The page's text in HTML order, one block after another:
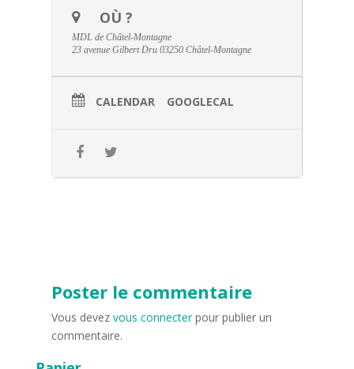
OÙ ?
MDL de Châtel-Montagne
23 avenue Gilbert Dru 03250 Châtel-Montagne
CALENDAR GOOGLECAL
Poster le commentaire
Vous devez vous connecterpour publier un
commentaire.